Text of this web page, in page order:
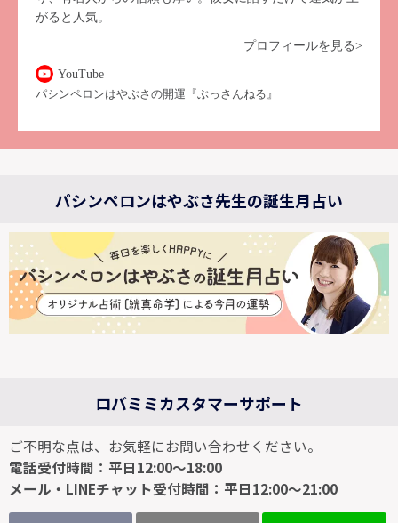
がると人気。
プロフィールを見る>
YouTube
パシンペロンはやぶさの開運『ぶっさんねる』
パシンペロンはやぶさ先生の誕生月占い
ロバミミカスタマーサポート
ご不明な点は、お気軽にお問い合わせください。
電話受付時間：平日12:00～18:00
メール・LINEチャット受付時間：平日12:00～21:00